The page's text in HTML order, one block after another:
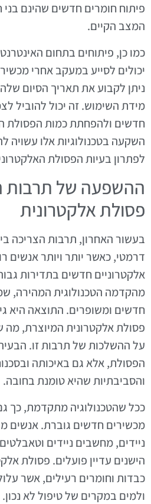
פיתוח חומרים חדשים שהינם
המצב הקיים.
יכולים לסייע במעקב אחרי
ניתן לקבוע את תאריך הסיום
מידת השימוש. זה יכול להוביל
חדשים ולהפחתת כמות הפסולת
השקעה בטכנולוגיות אלו עשויה
לפתרון בעיות הפסולת
ההשפעה של תרבות
פסולת אלקטרונית
בעשור האחרון, תרבות הצריכה
דרמטי, כאשר יותר ויותר אנשים
אלקטרוניים חדשים בתדירות
מהקדמה הטכנולוגית המהירה,
חדשים ומשופרים. התוצאה היא
פסולת אלקטרונית המיוצרת,
על ההשלכות של תרבות זו.
הפסולת, אלא גם באיכותה
והסביבתיות שהיא טומנת בחובה.
ככל שהטכנולוגיה מתקדמת, כך
מכשירים חדשים גוברת. אנשים
ניידים, מחשבים ניידים
הישנים עדיין פועלים. פסולת
כבדות וחומרים רעילים, אשר
ולמים במקרים של טיפול לא